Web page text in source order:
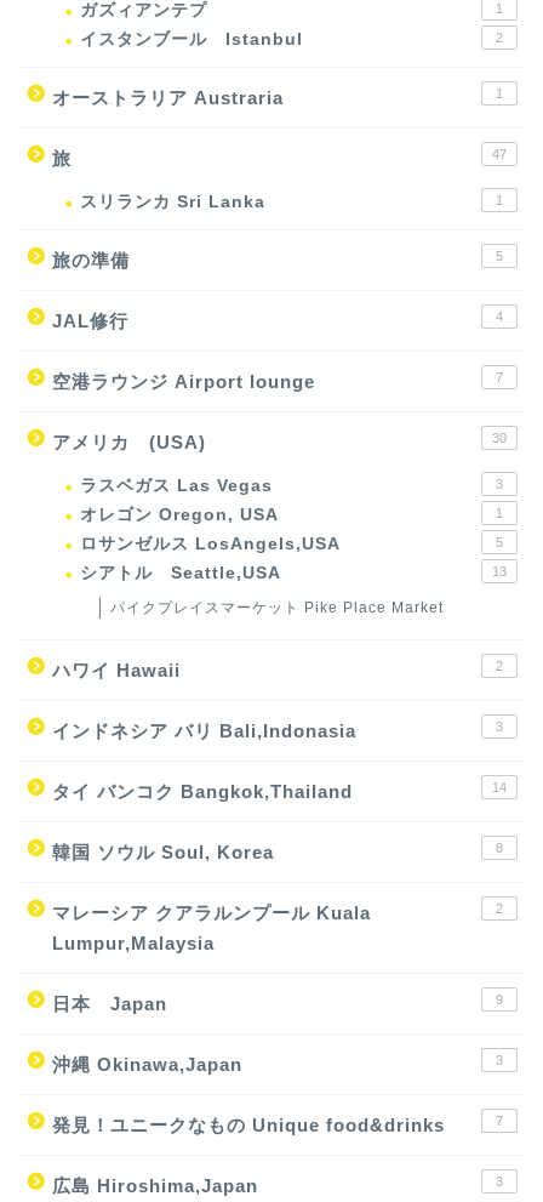
ガズィアンテプ 1
イスタンブール Istanbul 2
オーストラリア Austraria 1
旅 47
スリランカ Sri Lanka 1
旅の準備 5
JAL修行 4
空港ラウンジ Airport lounge 7
アメリカ (USA) 30
ラスベガス Las Vegas 3
オレゴン Oregon, USA 1
ロサンゼルス LosAngels,USA 5
シアトル Seattle,USA 13
パイクプレイスマーケット Pike Place Market
ハワイ Hawaii 2
インドネシア バリ Bali,Indonasia 3
タイ バンコク Bangkok,Thailand 14
韓国 ソウル Soul, Korea 8
マレーシア クアラルンプール Kuala
Lumpur,Malaysia
2
日本 Japan 9
沖縄 Okinawa,Japan 3
発見！ユニークなもの Unique food&drinks 7
広島 Hiroshima,Japan 3